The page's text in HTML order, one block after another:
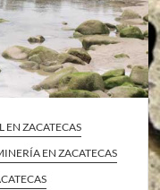
ZACATECAS
EN ZACATECAS